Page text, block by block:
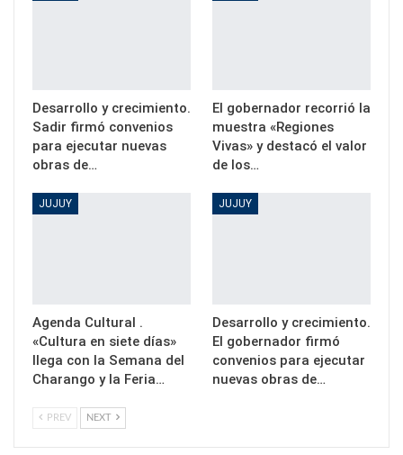
Desarrollo y crecimiento.
Sadir firmó convenios
para ejecutar nuevas
obras de…
El gobernador recorrió la
muestra «Regiones
Vivas» y destacó el valor
de los…
JUJUY
Agenda Cultural .
«Cultura en siete días»
llega con la Semana del
Charango y la Feria…
JUJUY
Desarrollo y crecimiento.
El gobernador firmó
convenios para ejecutar
nuevas obras de…
PREV NEXT